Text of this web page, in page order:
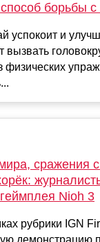
борьбы с
успокоит и
вызвать
физических
сражения
Nioh 3
рубрики IGN